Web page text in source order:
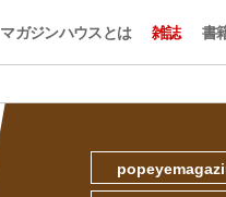
マガジンハウスとは 雑誌 書